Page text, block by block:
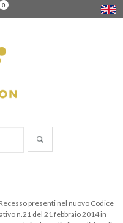
0
presenti nel nuovo Codice
n.21 del 21 febbraio 2014 in